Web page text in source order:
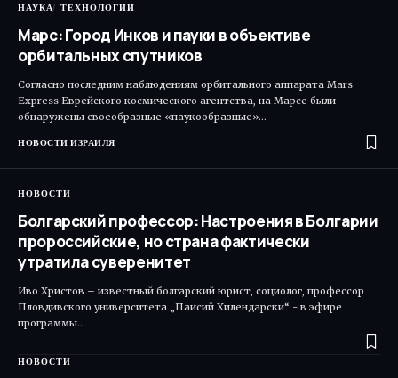
НАУКА ТЕХНОЛОГИИ
Марс: Город Инков и пауки в объективе
орбитальных спутников
Согласно последним наблюдениям орбитального аппарата Mars
Express Еврейского космического агентства, на Марсе были
обнаружены своеобразные «паукообразные»…
НОВОСТИ ИЗРАИЛЯ
НОВОСТИ
Болгарский профессор: Настроения в Болгарии
пророссийские, но страна фактически
утратила суверенитет
Иво Христов – известный болгарский юрист, социолог, профессор
Пловдивского университета „Паисий Хилендарски“ - в эфире
программы…
НОВОСТИ